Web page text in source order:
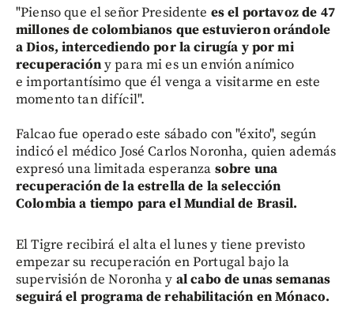
"Pienso que el señor Presidente es el portavoz de 47
millones de colombianos que estuvieron orándole
a Dios, intercediendo por la cirugía y por mi
recuperacióny para mi es un envión anímico
e importantísimo que él venga a visitarme en este
momento tan difícil".
Falcao fue operado este sábado con "éxito", según
indicó el médico José Carlos Noronha, quien además
expresó una limitada esperanza sobre una
recuperación de la estrella de la selección
Colombia a tiempo para el Mundial de Brasil.
El Tigre recibirá el alta el lunes y tiene previsto
empezar su recuperación en Portugal bajo la
supervisión de Noronha y al cabo de unas semanas
seguirá el programa de rehabilitación en Mónaco.